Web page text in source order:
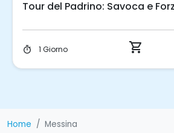
Valle dell'Alcantara: esclusiva
timer 1 Giorno
Home Messina